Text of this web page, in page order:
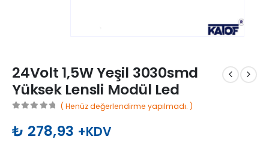
24Volt 1,5W Yeşil 3030smd
Yüksek Lensli Modül Led
( Henüz değerlendirme yapılmadı. )
₺ 278,93 +KDV